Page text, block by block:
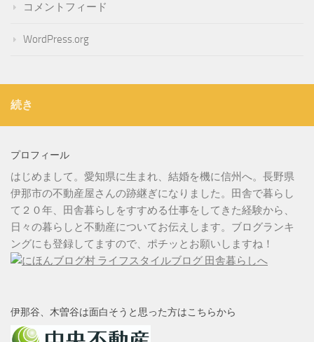
コメントフィード
WordPress.org
続き
プロフィール
はじめまして。愛知県に生まれ、結婚を機に信州へ。長野県
伊那市の不動産屋さんの跡継ぎになりました。田舎で暮らし
て２０年、田舎暮らしをすすめる仕事をしてきた経験から、
日々の暮らしと不動産についてお伝えします。ブログランキ
ングにも登録してますので、ポチッとお願いしますね！
伊那谷、木曽谷は面白そうと思った方はこちらから